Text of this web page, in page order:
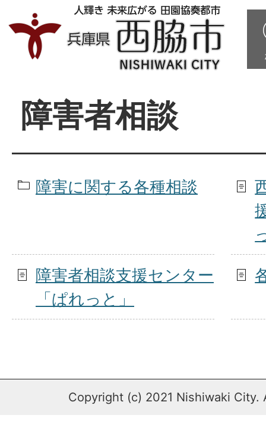
障害者相談
障害に関する各種相談
障害者相談支援センター
「ぱれっと」
Copyright (c) 2021 Nishiwaki City.